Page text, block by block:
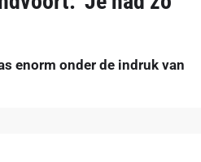
enorm onder de indruk van